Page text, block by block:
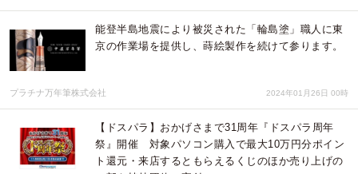
能登半島地震により被災された「輪島塗」職人に東
京の作業場を提供し、蒔絵製作を続けて参ります。
プラチナ万年筆株式会社 2024年01月26日 00時
【ドスパラ】おかげさまで31周年『ドスパラ周年
祭』開催 対象パソコン購入で最大10万円分ポイン
ト還元・来店するともらえるくじのほか売り上げの